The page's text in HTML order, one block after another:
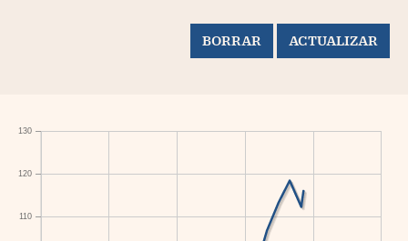
110
120
130